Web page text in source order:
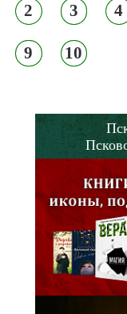
2 3 4
9 10